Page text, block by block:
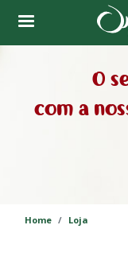
O
com a
Home Loja